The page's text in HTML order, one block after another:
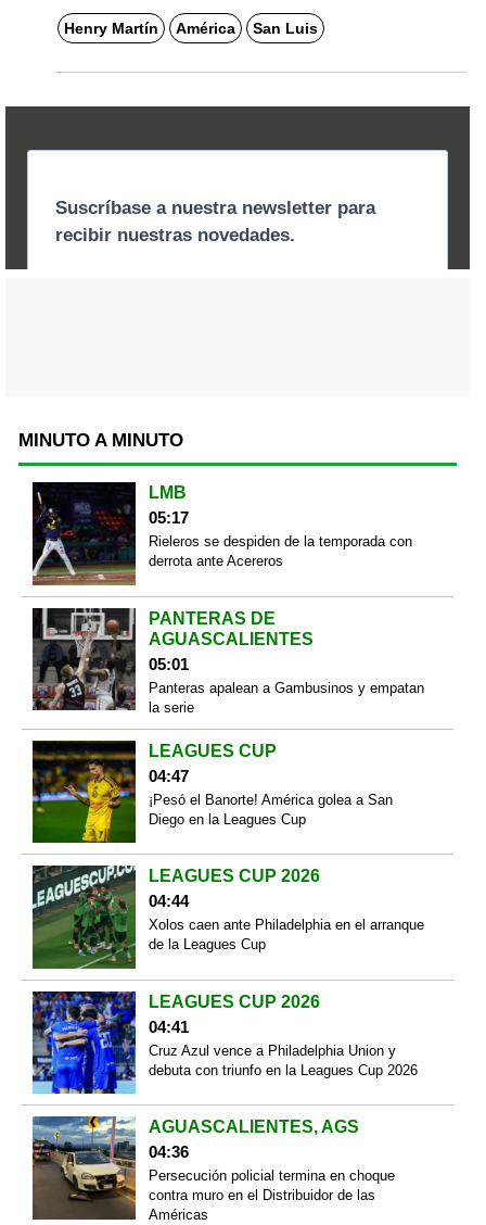
Henry Martín América San Luis
MINUTO A MINUTO
LMB
05:17
Rieleros se despiden de la temporada con
derrota ante Acereros
PANTERAS DE
AGUASCALIENTES
05:01
Panteras apalean a Gambusinos y empatan
la serie
LEAGUES CUP
04:47
¡Pesó el Banorte! América golea a San
Diego en la Leagues Cup
LEAGUES CUP 2026
04:44
Xolos caen ante Philadelphia en el arranque
de la Leagues Cup
LEAGUES CUP 2026
04:41
Cruz Azul vence a Philadelphia Union y
debuta con triunfo en la Leagues Cup 2026
AGUASCALIENTES, AGS
04:36
Persecución policial termina en choque
contra muro en el Distribuidor de las
Américas